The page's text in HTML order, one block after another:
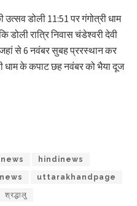
उत्सव डोली 11:51 पर गंगोत्री धाम
रात्रि निवास चंडेश्वरी देवी
से 6 नवंबर सुबह प्ररस्थान कर
धाम के कपाट छह नवंबर को भैया दूज
hindinews
uttarakhandpage
श्रद्धालु